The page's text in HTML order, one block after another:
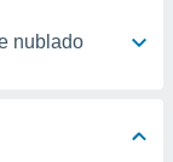
nublado